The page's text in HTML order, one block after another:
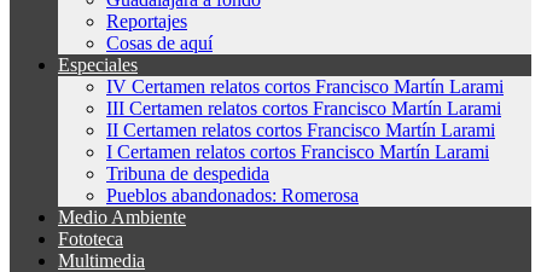
Reportajes
Cosas de aquí
Especiales
IV Certamen relatos cortos Francisco Martín Larami
III Certamen relatos cortos Francisco Martín Larami
II Certamen relatos cortos Francisco Martín Larami
I Certamen relatos cortos Francisco Martín Larami
Tribuna de despedida
Pueblos abandonados: Romerosa
Medio Ambiente
Fototeca
Multimedia